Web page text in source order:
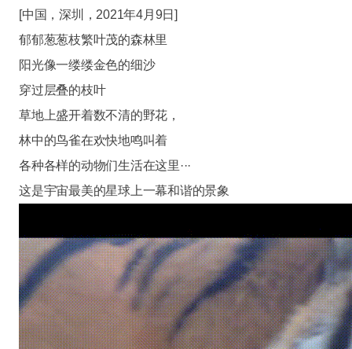
[中国，深圳，2021年4月9日]
郁郁葱葱枝繁叶茂的森林里
阳光像一缕缕金色的细沙
穿过层叠的枝叶
草地上盛开着数不清的野花，
林中的鸟雀在欢快地鸣叫着
各种各样的动物们生活在这里···
这是宇宙最美的星球上一幕和谐的景象